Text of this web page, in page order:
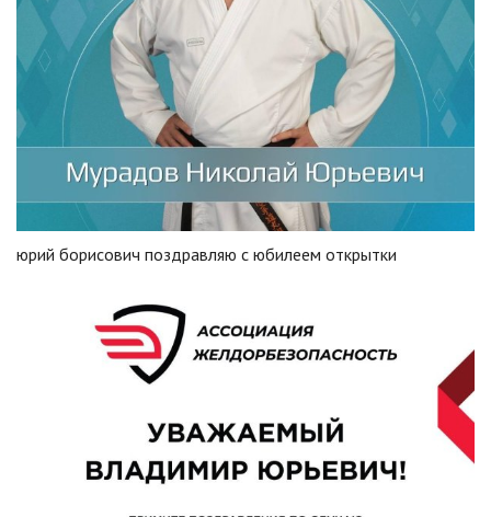
юрий борисович поздравляю с юбилеем открытки